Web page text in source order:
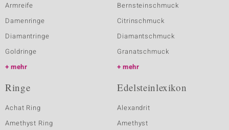
Armreife
Damenringe
Diamantringe
Goldringe
mehr
Bernsteinschmuck
Citrinschmuck
Diamantschmuck
Granatschmuck
mehr
Ringe
Achat Ring
Amethyst Ring
Edelsteinlexikon
Alexandrit
Amethyst